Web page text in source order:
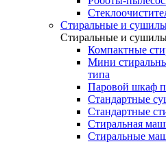
Стиральные и
Стиральные и
Компактные
Мини
типа
Паровой шкаф
Стандартные
Стандартные
Стиральная
Стиральные